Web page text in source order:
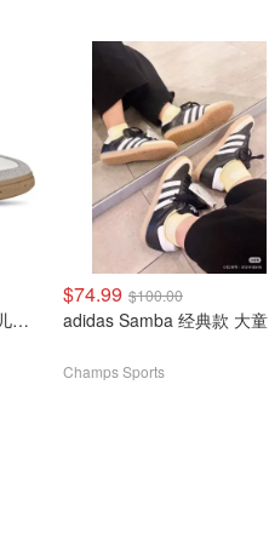
adidas Originals Spezial 儿童运动鞋
$74.99 $100.00
adidas Samba 经典款 大童
Champs Sports